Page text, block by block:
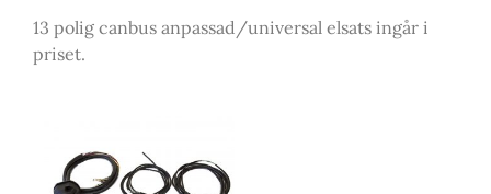
13 polig canbus anpassad/universal elsats ingår i
priset.